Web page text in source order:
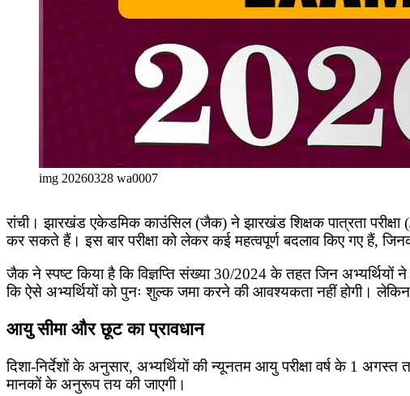
img 20260328 wa0007
रांची। झारखंड एकेडमिक काउंसिल (जैक) ने झारखंड शिक्षक पात्रता
कर सकते हैं। इस बार परीक्षा को लेकर कई महत्वपूर्ण बदलाव किए गए हैं,
जैक ने स्पष्ट किया है कि विज्ञप्ति संख्या 30/2024 के तहत जिन अभ्यर्थियों
कि ऐसे अभ्यर्थियों को पुनः शुल्क जमा करने की आवश्यकता नहीं होगी। लेकिन
आयु सीमा और छूट का प्रावधान
दिशा-निर्देशों के अनुसार, अभ्यर्थियों की न्यूनतम आयु परीक्षा वर्ष के 1 अगस्त
मानकों के अनुरूप तय की जाएगी।